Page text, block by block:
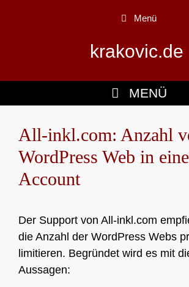
Menü
krakovic.de
MENÜ
All-inkl.com: Anzahl
WordPress Web in
Account
Der Support von All-inkl.com
die Anzahl der WordPress Webs
limitieren. Begründet wird es mit
Aussagen: